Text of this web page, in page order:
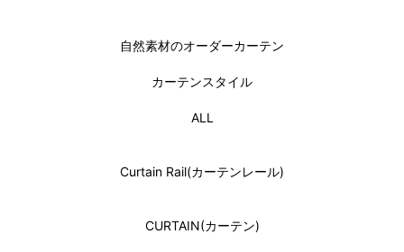
自然素材のオーダーカーテン
カーテンスタイル
ALL
Curtain Rail(カーテンレール)
CURTAIN(カーテン)